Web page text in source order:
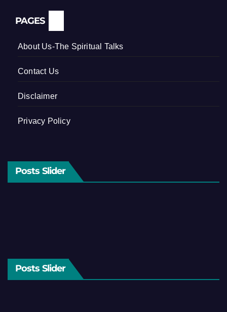
PAGES
About Us-The Spiritual Talks
Contact Us
Disclaimer
Privacy Policy
Posts Slider
Posts Slider